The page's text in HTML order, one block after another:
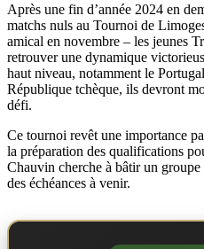
Après une fin d’année 2024 en
matchs nuls au Tournoi de
amical en novembre – les jeunes
retrouver une dynamique
haut niveau, notamment le
République tchèque, ils devront
défi.
Ce tournoi revêt une importance
la préparation des qualifications
Chauvin cherche à bâtir un
des échéances à venir.